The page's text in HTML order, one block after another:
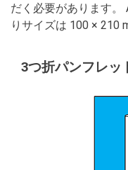
だく必要があります。
りサイズは 100 × 210
3つ折パンフレッ